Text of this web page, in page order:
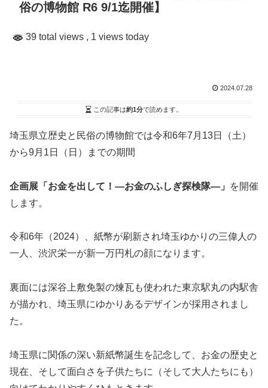
俗の博物館 R6 9/1迄開催】
39 total views , 1 views today
2024.07.28
この記事は約1分で読めます。
埼玉県立歴史と民俗の博物館では令和6年7月13日（土）
から9月1日（日）までの期間
企画展「お金を出して！―お金のふしぎ探検隊―」
を開催
します。
令和6年（2024）、紙幣が刷新され埼玉ゆかりの三偉人の
一人、渋沢栄一が新一万円札の顔になります。
裏面には深谷上敷免製の煉瓦も使われた東京駅丸の内駅舎
が描かれ、埼玉県にゆかりあるデザインが採用されまし
た。
埼玉県に関係の深い新紙幣誕生を記念して、お金の歴史と
現在、そして面白さを子供たちに（そして大人たちにも）